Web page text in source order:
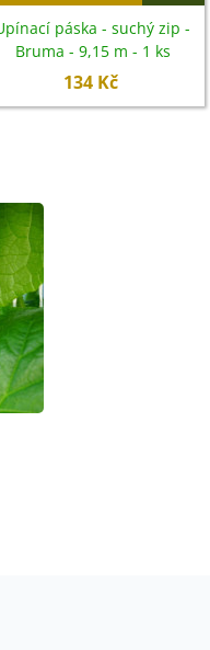
páska - suchý zip -
Bruma - 9,15 m - 1 ks
134 Kč